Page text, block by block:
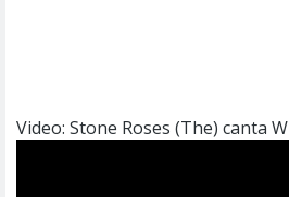
Video: Stone Roses (The) canta